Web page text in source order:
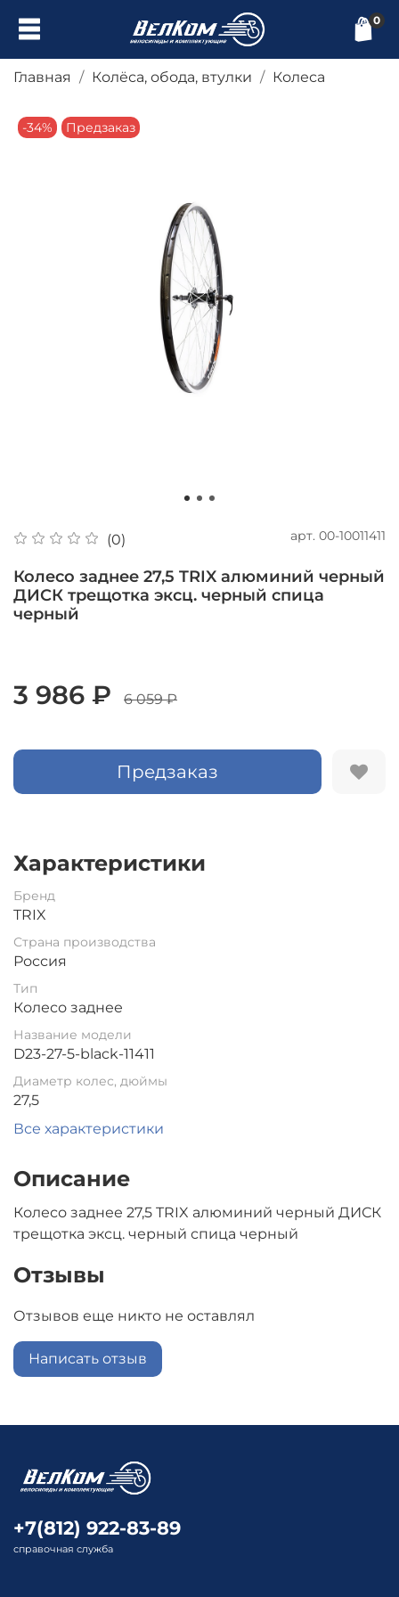
0
Главная Колёса, обода, втулки Колеса
-34% Предзаказ
(0) арт. 00-10011411
Колесо заднее 27,5 TRIX алюминий черный
ДИСК трещотка эксц. черный спица
черный
3 986 ₽ 6 059 ₽
Предзаказ
Характеристики
Бренд
TRIX
Страна производства
Россия
Тип
Колесо заднее
Название модели
D23-27-5-black-11411
Диаметр колес, дюймы
27,5
Все характеристики
Описание
Колесо заднее 27,5 TRIX алюминий черный ДИСК
трещотка эксц. черный спица черный
Отзывы
Отзывов еще никто не оставлял
Написать отзыв
+7(812) 922-83-89
справочная служба